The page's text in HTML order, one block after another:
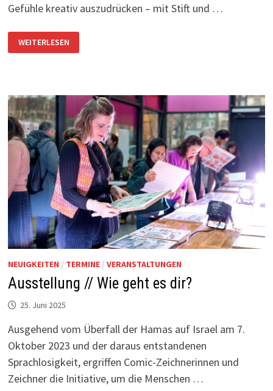
Gefühle kreativ auszudrücken – mit Stift und …
ZUR
AUSSTELLUNG//
WIRKLICH?
WEITERLESEN
NEUIGKEITEN / TERMINE/ VERANSTALTUNGEN
Ausstellung // Wie geht es dir?
25. Juni 2025
Ausgehend vom Überfall der Hamas auf Israel am 7.
Oktober 2023 und der daraus entstandenen
Sprachlosigkeit, ergriffen Comic-Zeichnerinnen und
Zeichner die Initiative, um die Menschen …